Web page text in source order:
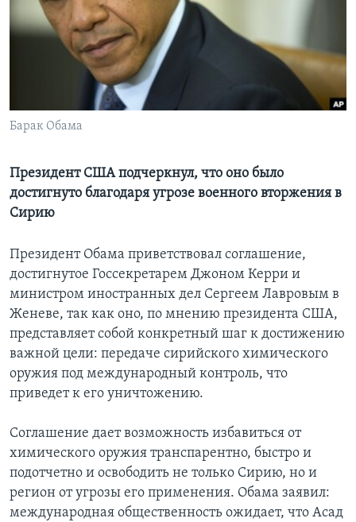
Learning English
СОЦИАЛЬНЫЕ СЕТИ
Барак Обама
Президент США подчеркнул, что оно было
достигнуто благодаря угрозе военного вторжения в
Сирию
Президент Обама приветствовал соглашение,
достигнутое Госсекретарем Джоном Керри и
министром иностранных дел Сергеем Лавровым в
Женеве, так как оно, по мнению президента США,
представляет собой конкретный шаг к достижению
важной цели: передаче сирийского химического
оружия под международный контроль, что
приведет к его уничтожению.
Соглашение дает возможность избавиться от
химического оружия транспарентно, быстро и
подотчетно и освободить не только Сирию, но и
регион от угрозы его применения. Обама заявил:
международная общественность ожидает, что Асад